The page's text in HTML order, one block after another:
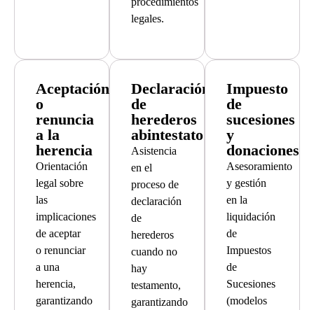
legales.
Aceptación
o
renuncia
a la
herencia
Orientación
legal sobre
las
implicaciones
de aceptar
o renunciar
a una
herencia,
garantizando
Declaración
de
herederos
abintestato
Asistencia
en el
proceso de
declaración
de
herederos
cuando no
hay
testamento,
garantizando
Impuesto
de
sucesiones
y
donaciones
Asesoramiento
y gestión
en la
liquidación
de
Impuestos
de
Sucesiones
(modelos